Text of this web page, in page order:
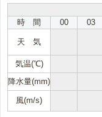
時 間
00 03
天 気
気温(℃)
降水量(mm)
風(m/s)